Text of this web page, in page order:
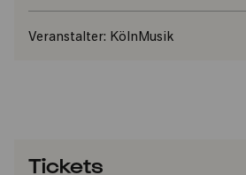
Veranstalter: KölnMusik
Tickets